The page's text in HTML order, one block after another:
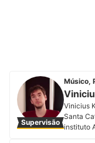
Supervisão
Músico,
Vinicius
Santa
instituto